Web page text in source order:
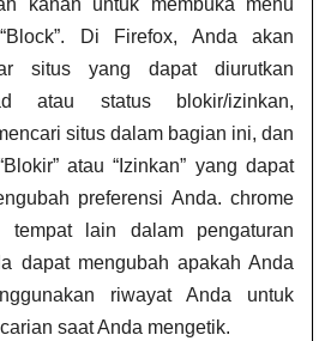
Di Firefox, Anda akan
situs yang dapat diurutkan
atau status blokir/izinkan,
situs dalam bagian ini, dan
atau “Izinkan” yang dapat
preferensi Anda. chrome
lain dalam pengaturan
dapat mengubah apakah Anda
riwayat Anda untuk
saat Anda mengetik.